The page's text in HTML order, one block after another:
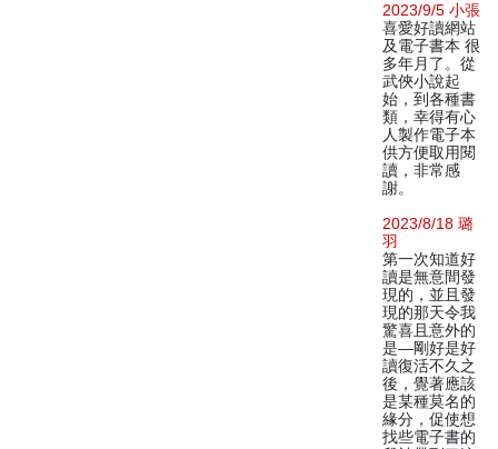
2023/9/5 小張
喜愛好讀網站
及電子書本 很
多年月了。從
武俠小說起
始，到各種書
類，幸得有心
人製作電子本
供方便取用閱
讀，非常感
謝。
2023/8/18 璐
羽
第一次知道好
讀是無意間發
現的，並且發
現的那天令我
驚喜且意外的
是—剛好是好
讀復活不久之
後，覺著應該
是某種莫名的
緣分，促使想
找些電子書的